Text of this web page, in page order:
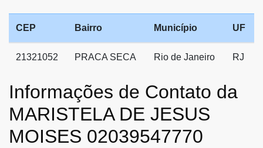
CEP Bairro Município UF
21321052 PRACA SECA Rio de Janeiro RJ
Informações de Contato da
MARISTELA DE JESUS
MOISES 02039547770